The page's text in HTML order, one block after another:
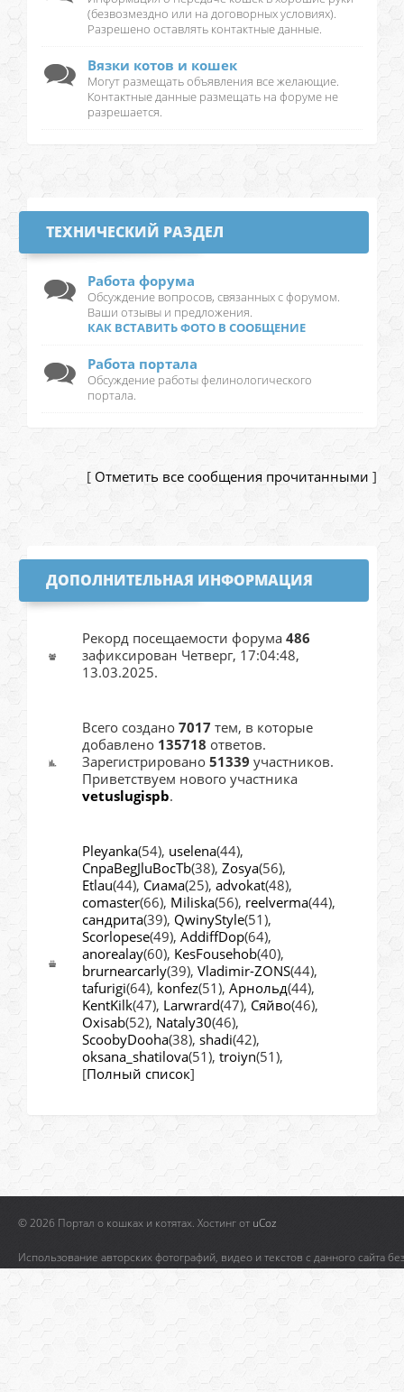
(безвозмездно или на договорных условиях).
Разрешено оставлять контактные данные.
Вязки котов и кошек
Могут размещать объявления все желающие.
Контактные данные размещать на форуме не
разрешается.
ТЕХНИЧЕСКИЙ РАЗДЕЛ
Работа форума
Обсуждение вопросов, связанных с форумом.
Ваши отзывы и предложения.
КАК ВСТАВИТЬ ФОТО В СООБЩЕНИЕ
Работа портала
Обсуждение работы фелинологического
портала.
[ Отметить все сообщения прочитанными ]
ДОПОЛНИТЕЛЬНАЯ ИНФОРМАЦИЯ
Рекорд посещаемости форума 486
зафиксирован Четверг, 17:04:48,
13.03.2025.
Всего создано 7017 тем, в которые
добавлено 135718 ответов.
Зарегистрировано 51339 участников.
Приветствуем нового участника
vetuslugispb.
Pleyanka(54), uselena(44),
CnpaBegJluBocTb(38), Zosya(56),
Etlau(44), Сиама(25), advokat(48),
comaster(66), Miliska(56), reelverma(44),
сандрита(39), QwinyStyle(51),
Scorlopese(49), AddiffDop(64),
anorealay(60), KesFousehob(40),
brurnearcarly(39), Vladimir-ZONS(44),
tafurigi(64), konfez(51), Арнольд(44),
KentKilk(47), Larwrard(47), Сяйво(46),
Oxisab(52), Nataly30(46),
ScoobyDooha(38), shadi(42),
oksana_shatilova(51), troiyn(51),
[Полный список]
© 2026 Портал о кошках и котятах. Хостинг от uCoz
Использование авторских фотографий, видео и текстов с данного сайта